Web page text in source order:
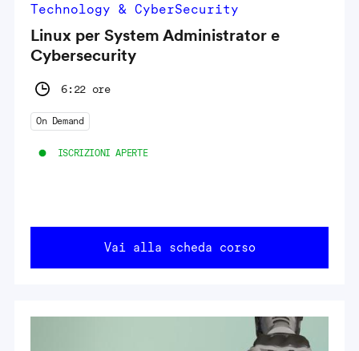
Technology & CyberSecurity
Linux per System Administrator e
Cybersecurity
6:22 ore
On Demand
ISCRIZIONI APERTE
Vai alla scheda corso